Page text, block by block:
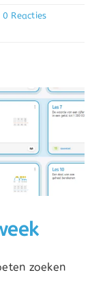
0 Reacties
zoeken